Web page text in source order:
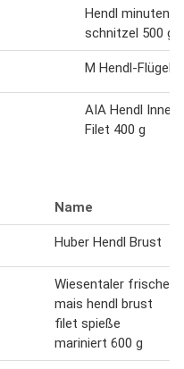
Hendl minuten
schnitzel 500 g
M Hendl-Flügel
AIA Hendl Innen-
Filet 400 g
Name
Huber Hendl Brust
Wiesentaler frische
mais hendl brust
filet spieße
mariniert 600 g